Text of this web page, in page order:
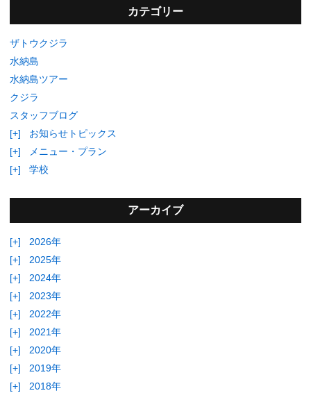
カテゴリー
ザトウクジラ
水納島
水納島ツアー
クジラ
スタッフブログ
[+]
お知らせトピックス
[+]
メニュー・プラン
[+]
学校
アーカイブ
[+]
2026年
[+]
2025年
[+]
2024年
[+]
2023年
[+]
2022年
[+]
2021年
[+]
2020年
[+]
2019年
[+]
2018年